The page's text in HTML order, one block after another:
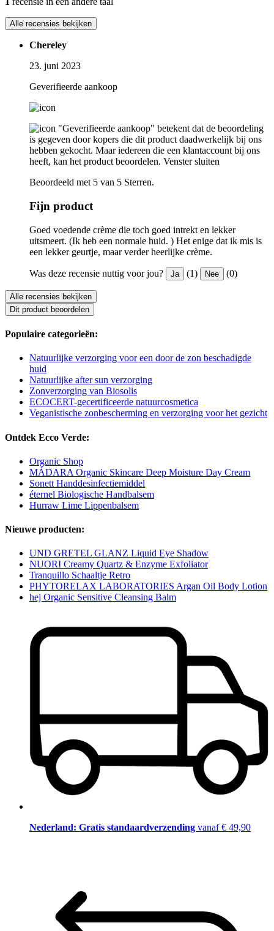
Alle recensies bekijken
Chereley
23. juni 2023
Geverifieerde aankoop
"Geverifieerde aankoop" betekent dat de beoordeling
is gegeven door kopers die dit product daadwerkelijk bij ons
hebben gekocht. Maar iedereen die een klantaccount bij ons
heeft, kan het product beoordelen. Venster sluiten
Beoordeeld met 5 van 5 Sterren.
Fijn product
Goed voedende crème die toch goed intrekt en lekker
uitsmeert. (Ik heb een normale huid. ) Het enige dat ik mis is
een lekker geurtje, maar verder heerlijke crème.
Was deze recensie nuttig voor jou? Ja (1) Nee (0)
Alle recensies bekijken
Dit product beoordelen
Populaire categorieën:
Natuurlijke verzorging voor een door de zon beschadigde
huid
Natuurlijke after sun verzorging
Zonverzorging van Biosolis
ECOCERT-gecertificeerde natuurcosmetica
Veganistische zonbescherming en verzorging voor het gezicht
Ontdek Ecco Verde:
Organic Shop
MÁDARA Organic Skincare Deep Moisture Day Cream
Sonett Handdesinfectiemiddel
éternel Biologische Handbalsem
Hurraw Lime Lippenbalsem
Nieuwe producten:
UND GRETEL GLANZ Liquid Eye Shadow
NUORI Creamy Quartz & Enzyme Exfoliator
Tranquillo Schaaltje Retro
PHYTORELAX LABORATORIES Argan Oil Body Lotion
hej Organic Sensitive Cleansing Balm
Nederland: Gratis standaardverzending vanaf € 49,90